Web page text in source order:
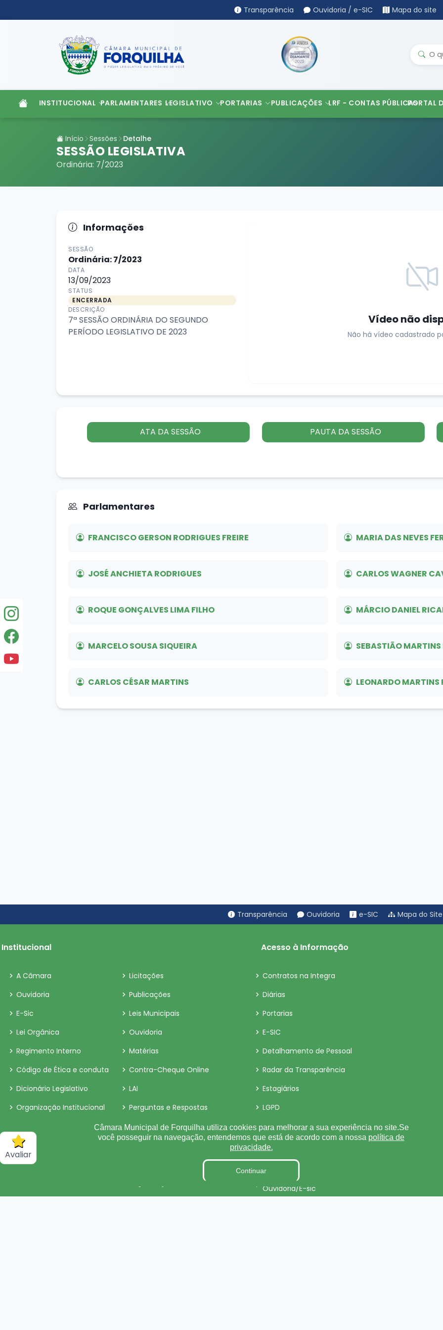
Avaliar
Transparência Ouvidoria / e-SIC Mapa do site
INSTITUCIONAL PARLAMENTARES LEGISLATIVO PORTARIAS PUBLICAÇÕES LRF - CONTAS PÚBLICASPORTAL
Início Sessões Detalhe
SESSÃO LEGISLATIVA
Ordinária: 7/2023
Informações
SESSÃO
Ordinária: 7/2023
DATA
13/09/2023
STATUS
ENCERRADA
DESCRIÇÃO
7ª SESSÃO ORDINÁRIA DO SEGUNDO
PERÍODO LEGISLATIVO DE 2023
Vídeo não
Não há vídeo cadastrado
ATA DA SESSÃO PAUTA DA SESSÃO
Parlamentares
FRANCISCO GERSON RODRIGUES FREIRE MARIA DAS NEVES
JOSÉ ANCHIETA RODRIGUES CARLOS WAGNER
ROQUE GONÇALVES LIMA FILHO MÁRCIO DANIEL
MARCELO SOUSA SIQUEIRA SEBASTIÃO
CARLOS CÉSAR MARTINS LEONARDO MARTINS
Transparência Ouvidoria e-SIC Mapa do Site
Institucional
A Câmara
Ouvidoria
E-Sic
Lei Orgânica
Regimento Interno
Código de Ética e conduta
Dicionário Legislativo
Organização Institucional
Acesso à Informação
Licitações
Contratos na Integra
Publicações
Diárias
Leis Municipais
Portarias
Ouvidoria
E-SIC
Matérias
Detalhamento de Pessoal
Contra-Cheque Online
Radar da Transparência
LAI
Estagiários
Perguntas e Respostas
LGPD
Sigilo de Documentos
Tabela de Diárias
Obras
Fiscal de Contrato
Parecer TCE
Organização Institucional
Pesquisa de Satisfação
Ouvidoria/E-sic
Câmara Municipal de Forquilha utiliza cookies para melhorar a sua experiência no site.Se
você posseguir na navegação, entendemos que está de acordo com a nossa política de
privacidade.
Continuar